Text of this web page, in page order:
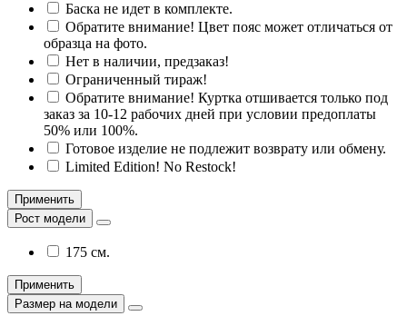
Баска не идет в комплекте.
Обратите внимание! Цвет пояс может отличаться от
образца на фото.
Нет в наличии, предзаказ!
Ограниченный тираж!
Обратите внимание! Куртка отшивается только под
заказ за 10-12 рабочих дней при условии предоплаты
50% или 100%.
Готовое изделие не подлежит возврату или обмену.
Limited Edition! No Restock!
Применить
Рост модели
175 см.
Применить
Размер на модели